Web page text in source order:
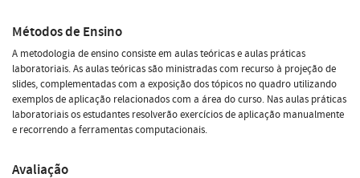
Métodos de Ensino
A metodologia de ensino consiste em aulas teóricas e aulas práticas
laboratoriais. As aulas teóricas são ministradas com recurso à projeção de
slides, complementadas com a exposição dos tópicos no quadro utilizando
exemplos de aplicação relacionados com a área do curso. Nas aulas práticas
laboratoriais os estudantes resolverão exercícios de aplicação manualmente
e recorrendo a ferramentas computacionais.
Avaliação